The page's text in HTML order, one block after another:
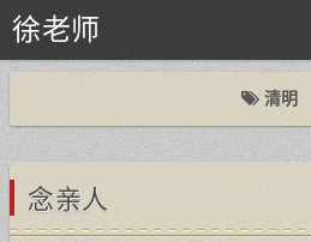
徐老师
清明
念亲人